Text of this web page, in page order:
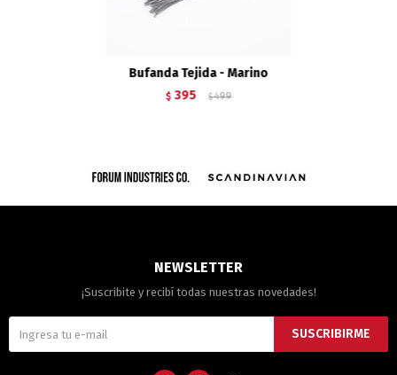
Bufanda Tejida - Marino
$ 395 $ 499
NEWSLETTER
¡Suscribite y recibí todas nuestras novedades!
SUSCRIBIRME